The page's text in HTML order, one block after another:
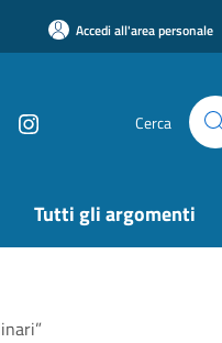
Accedi all'area personale
Cerca
Tutti gli argomenti